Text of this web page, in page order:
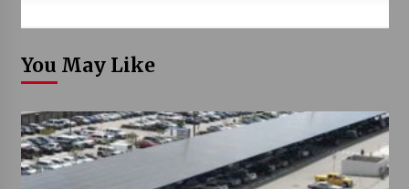
You May Like